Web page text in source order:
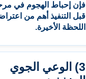
فإن إحباط الهجوم في
قبل التنفيذ أهم من
اللحظة الأخيرة.
3) الوعي الجوي